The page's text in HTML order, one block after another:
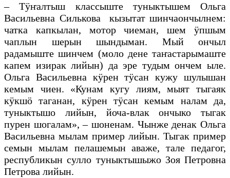
– Тӱҥалтыш классыште туныктышем Ольга
Васильевна Силькова кызытат шинчаончылнем:
чатка капкылан, мотор чиеман, шем ӱпшым
чаплын шерын шындыман. Мый ончыл
радамыште шинчем (моло дене таҥастарымаште
капем изирак лийын) да эре тудым ончем ыле.
Ольга Васильевна кӱрен тӱсан кужу шулышан
кемым чиен. «Кунам кугу лиям, мыят тыгаяк
кӱкшӧ таганан, кӱрен тӱсан кемым налам да,
туныктышо лийын, йоча-влак ончыко тыгак
пурен шогалам», – шоненам. Чынже денак Ольга
Васильевна мылам пример лийын. Тыгак пример
семын мылам пелашемын аваже, тале педагог,
республикын сулло туныктышыжо Зоя Петровна
Петрова лийын.